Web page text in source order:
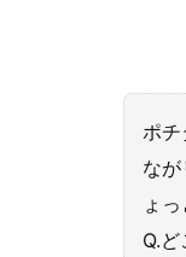
ポチ
な
ょ
Q.